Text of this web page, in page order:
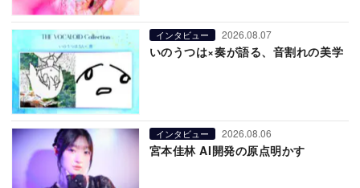
インタビュー 2026.08.07
いのうつは×奏が語る、音割れの美学
インタビュー 2026.08.06
宮本佳林 AI開発の原点明かす